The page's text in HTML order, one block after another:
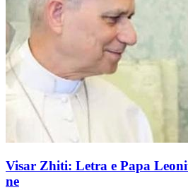
Visar Zhiti: Letra e Papa
ne